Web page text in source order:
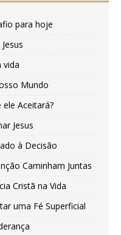
para hoje
vida
Mundo
Aceitará?
Jesus
à Decisão
Caminham Juntas
Cristã na Vida
uma Fé Superficial